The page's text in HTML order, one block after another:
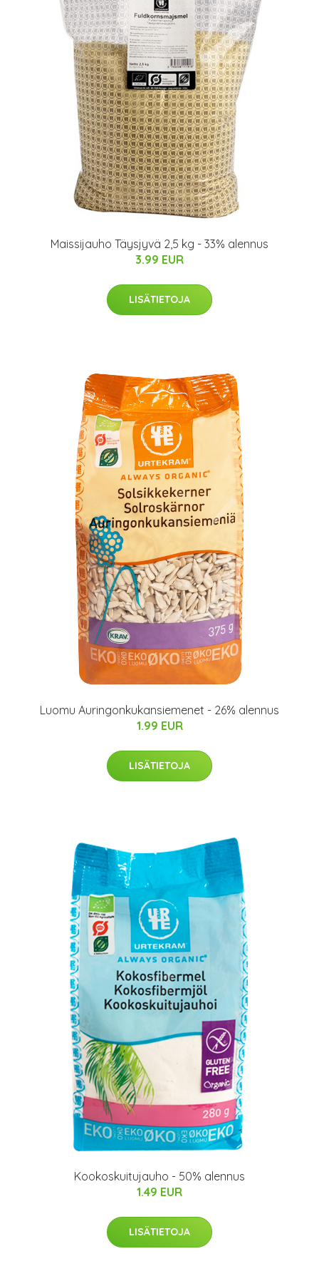
Maissijauho Täysjyvä 2,5 kg - 33% alennus
3.99 EUR
LISÄTIETOJA
Luomu Auringonkukansiemenet - 26% alennus
1.99 EUR
LISÄTIETOJA
Kookoskuitujauho - 50% alennus
1.49 EUR
LISÄTIETOJA